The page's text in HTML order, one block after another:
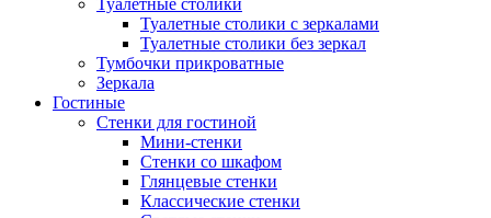
Туалетные столики
Туалетные столики с зеркалами
Туалетные столики без зеркал
Тумбочки прикроватные
Зеркала
Гостиные
Стенки для гостиной
Мини-стенки
Стенки со шкафом
Глянцевые стенки
Классические стенки